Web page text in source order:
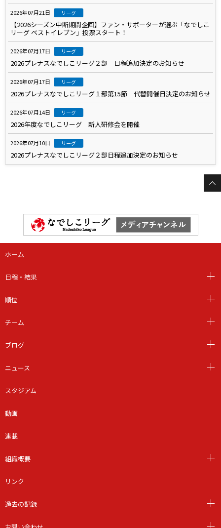
2026年07月21日 リーグ
【2026シーズン中断期間企画】ファン・サポーターが選ぶ「なでしこ
リーグ ベストイレブン」投票スタート！
2026年07月17日 リーグ
2026プレナスなでしこリーグ２部 日程追加決定のお知らせ
2026年07月17日 リーグ
2026プレナスなでしこリーグ１部第15節 代替開催日決定のお知らせ
2026年07月14日 リーグ
2026年度なでしこリーグ 新人研修会を開催
2026年07月10日 リーグ
2026プレナスなでしこリーグ２部日程追加決定のお知らせ
ホーム
日程・結果
順位
チーム
ブログ
ニュース
スタジアム
動画
連載
組織概要
リンク
過去の記録